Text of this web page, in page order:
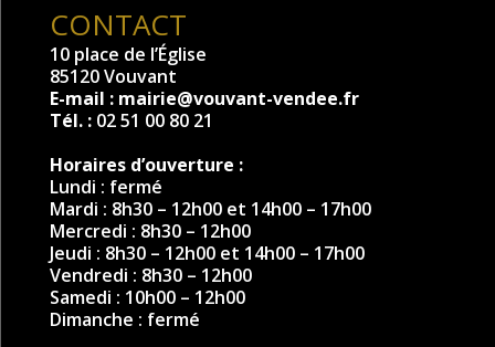
CONTACT
10 place de l’Église
85120 Vouvant
E-mail : mairie@vouvant-vendee.fr
Tél. : 02 51 00 80 21
Horaires d’ouverture :
Lundi : fermé
Mardi : 8h30 – 12h00 et 14h00 – 17h00
Mercredi : 8h30 – 12h00
Jeudi : 8h30 – 12h00 et 14h00 – 17h00
Vendredi : 8h30 – 12h00
Samedi : 10h00 – 12h00
Dimanche : fermé